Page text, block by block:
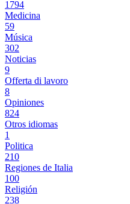
1794
Medicina
59
Música
302
Noticias
9
Offerta di lavoro
8
Opiniones
824
Otros idiomas
1
Politica
210
Regiones de Italia
100
Religión
238